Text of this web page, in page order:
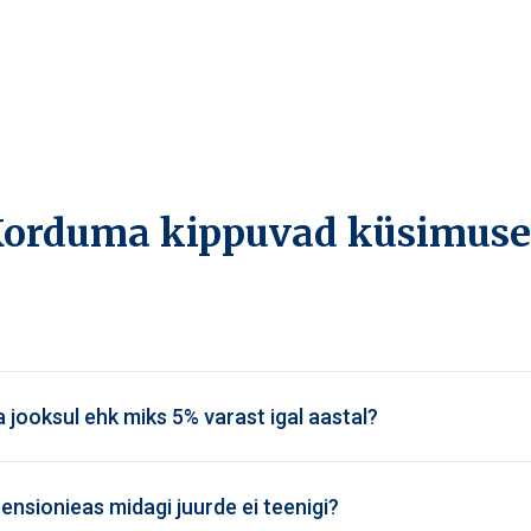
kippuvad
jooksul ehk miks 5% varast igal aastal?
midagi juurde ei teenigi?